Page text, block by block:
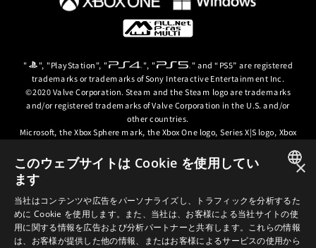
" ", "PlayStation", " ", " " and “PS5” are registered
trademarks or trademarks of Sony Interactive Entertainment Inc.
©2020 Valve Corporation. Steam and the Steam logo are trademarks
and/or registered trademarks of Valve Corporation in the U.S. and/or
other countries.
Microsoft, the Xbox Sphere mark, the Xbox One logo, Series X|S logo, Xbox
trademarks of the Microsoft group of companies.
© ARC SYSTEM WORKS / © 2024 CD PROJEKT S.A. All rights reserved. CD
PROJEKT, the CD PROJEKT logo, Cyberpunk, Cyberpunk 2077, the
Cyberpunk 2077 logo and Cyberpunk: Edgerunners are trademarks and/or
registered trademarks of CD PROJEKT S.A. in the US and/or other
countries.
ENGLISH
×
このウェブサイトは Cookie を使用してい
ます
当社はコンテンツや広告をパーソナライズし、トラフィックを分析するた
めに Cookie を使用します。また、当社は、お客様による当社サイトの使
用に関する情報を広告および分析パートナーと共有します。これらの情報
は、お客様が提供した他の情報、またはお客様によるサービスの使用から